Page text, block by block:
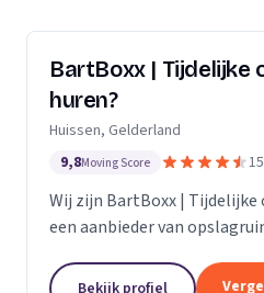
BartBoxx | Tijdelijke
huren?
Huissen, Gelderland
9,8Moving Score
Wij zijn BartBoxx |
een aanbieder van
Bekijk profiel